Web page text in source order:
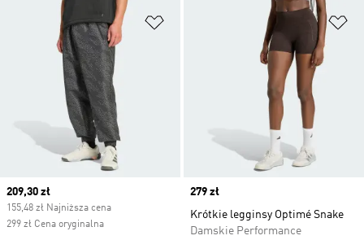
Dodaj do listy życzeń
Current price
209,30 zł
155,48 zł Najniższa cena
299 zł Cena oryginalna
Price
279 zł
Krótkie legginsy Optimé Snake
Damskie Performance